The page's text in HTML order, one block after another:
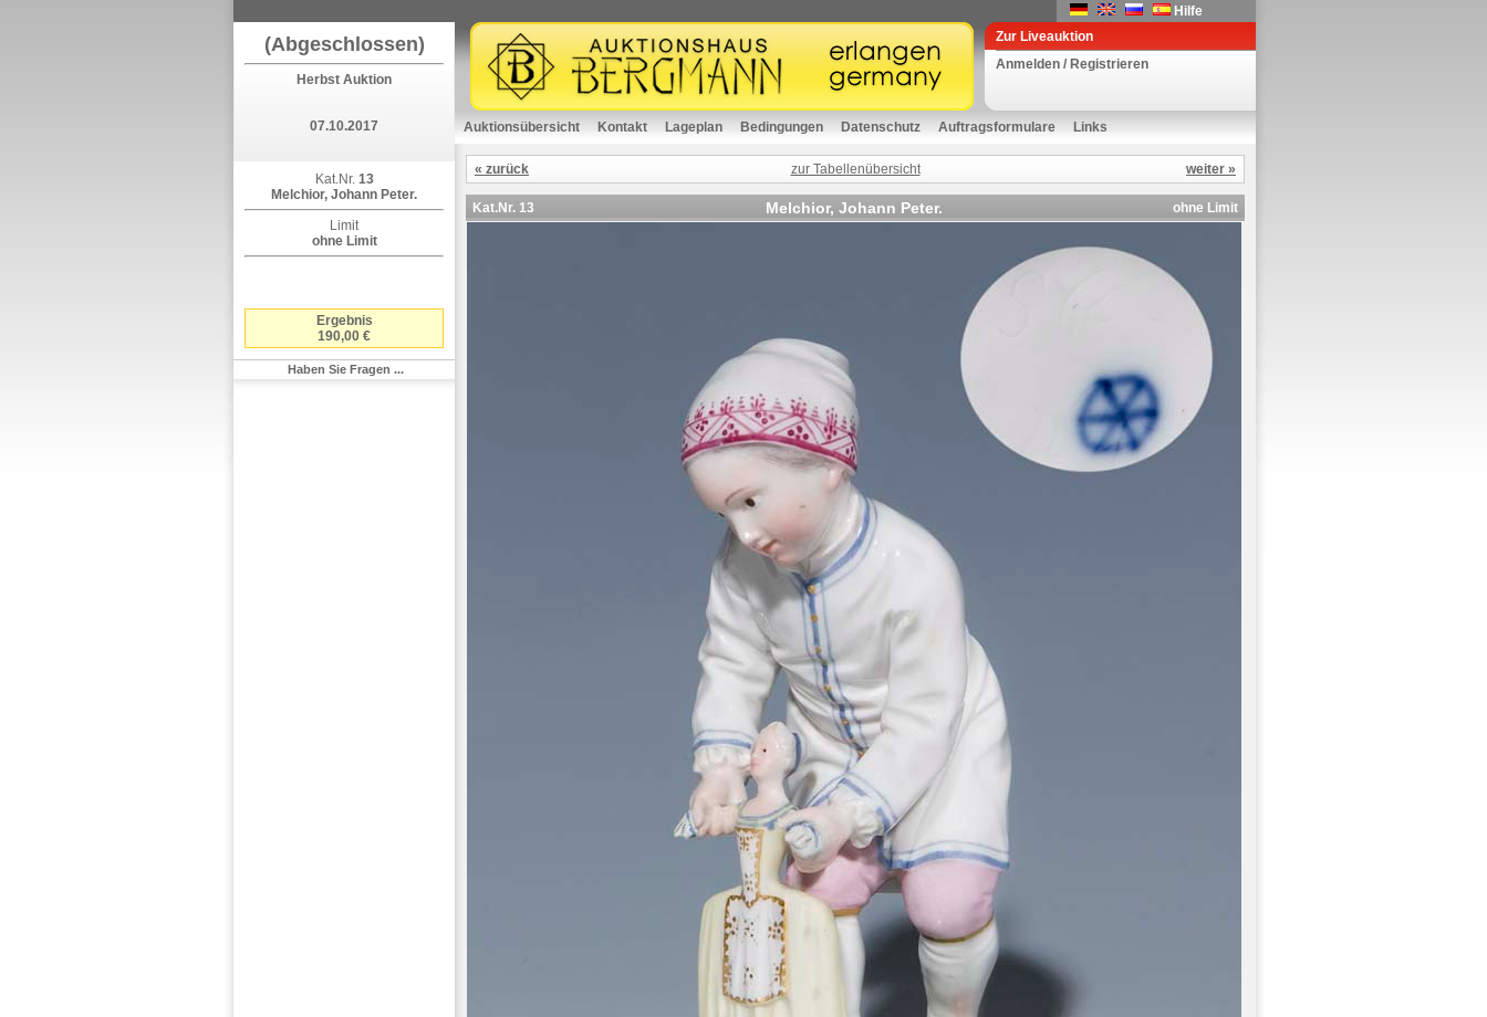
Hilfe
(Abgeschlossen)
Herbst Auktion
07.10.2017
Kat.Nr. 13
Melchior, Johann Peter.
Limit
ohne Limit
Ergebnis
190,00 €
Haben Sie Fragen ...
Zur Liveauktion
Anmelden / Registrieren
Auktionsübersicht Kontakt Lageplan Bedingungen Datenschutz Auftragsformulare Links
« zurück zur Tabellenübersicht weiter »
Kat.Nr. 13 Melchior, Johann Peter. ohne Limit